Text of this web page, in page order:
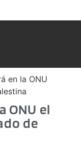
en la ONU
ONU el
de